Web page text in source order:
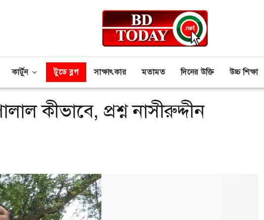
কার্টুন টুডে ব্লগ সাক্ষাৎকার মতামত দিনের উক্তি উচ্চ শিক্ষা
কীভাবে, প্রশ্ন নাসীরুদ্দীন